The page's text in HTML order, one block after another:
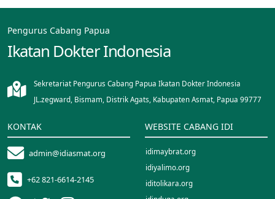
Pengurus Cabang Papua
Ikatan Dokter Indonesia
Sekretariat Pengurus Cabang Papua Ikatan Dokter Indonesia
JL.zegward, Bismam, Distrik Agats, Kabupaten Asmat, Papua 99777
KONTAK
admin@idiasmat.org
+62 821-6614-2145
WEBSITE CABANG IDI
idimaybrat.org
idiyalimo.org
iditolikara.org